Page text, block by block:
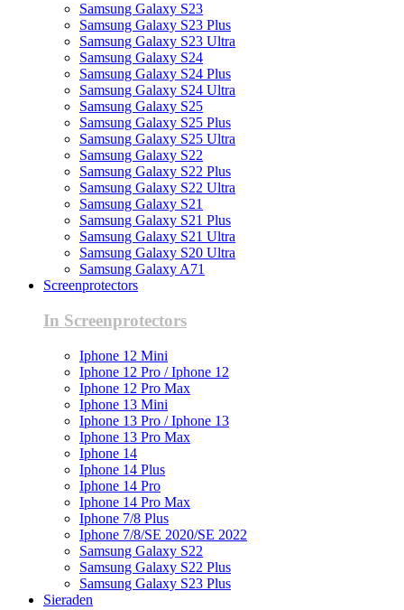
Samsung Galaxy S23
Samsung Galaxy S23 Plus
Samsung Galaxy S23 Ultra
Samsung Galaxy S24
Samsung Galaxy S24 Plus
Samsung Galaxy S24 Ultra
Samsung Galaxy S25
Samsung Galaxy S25 Plus
Samsung Galaxy S25 Ultra
Samsung Galaxy S22
Samsung Galaxy S22 Plus
Samsung Galaxy S22 Ultra
Samsung Galaxy S21
Samsung Galaxy S21 Plus
Samsung Galaxy S21 Ultra
Samsung Galaxy S20 Ultra
Samsung Galaxy A71
Screenprotectors
In Screenprotectors
Iphone 12 Mini
Iphone 12 Pro / Iphone 12
Iphone 12 Pro Max
Iphone 13 Mini
Iphone 13 Pro / Iphone 13
Iphone 13 Pro Max
Iphone 14
Iphone 14 Plus
Iphone 14 Pro
Iphone 14 Pro Max
Iphone 7/8 Plus
Iphone 7/8/SE 2020/SE 2022
Samsung Galaxy S22
Samsung Galaxy S22 Plus
Samsung Galaxy S23 Plus
Sieraden